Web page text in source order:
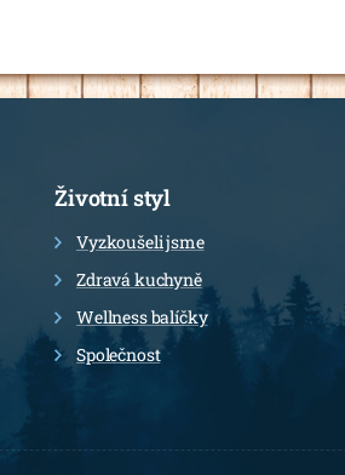
Životní styl
Vyzkoušeli jsme
Zdravá kuchyně
Wellness balíčky
Společnost